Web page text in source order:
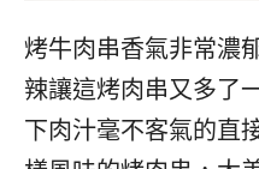
烤牛肉串香氣非常濃
辣讓這烤肉串又多了
下肉汁毫不客氣的直